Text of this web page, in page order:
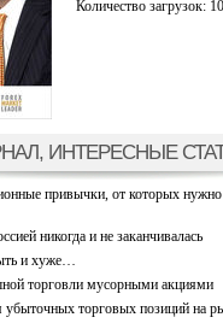
Количество загрузок:
ИНТЕРЕСНЫЕ
привычки, от которых нужно
никогда и не заканчивалась
и хуже…
торговли мусорными акциями
убыточных торговых позиций на